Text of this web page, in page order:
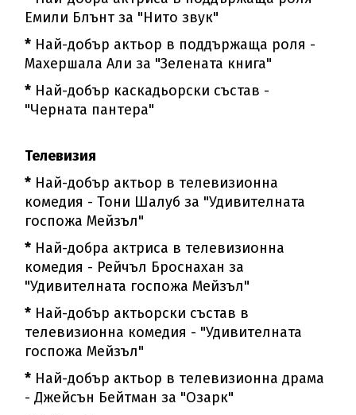
Емили Блънт за "Нито звук"
* Най-добър актьор в поддържаща роля -
Махершала Али за "Зелената книга"
* Най-добър каскадьорски състав -
"Черната пантера"
Телевизия
* Най-добър актьор в телевизионна
комедия - Тони Шалуб за "Удивителната
госпожа Мейзъл"
* Най-добра актриса в телевизионна
комедия - Рейчъл Броснахан за
"Удивителната госпожа Мейзъл"
* Най-добър актьорски състав в
телевизионна комедия - "Удивителната
госпожа Мейзъл"
* Най-добър актьор в телевизионна драма
- Джейсън Бейтман за "Озарк"